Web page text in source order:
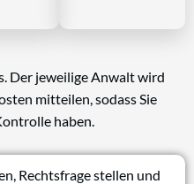
Der jeweilige Anwalt wird
mitteilen, sodass Sie
haben.
Rechtsfrage stellen und